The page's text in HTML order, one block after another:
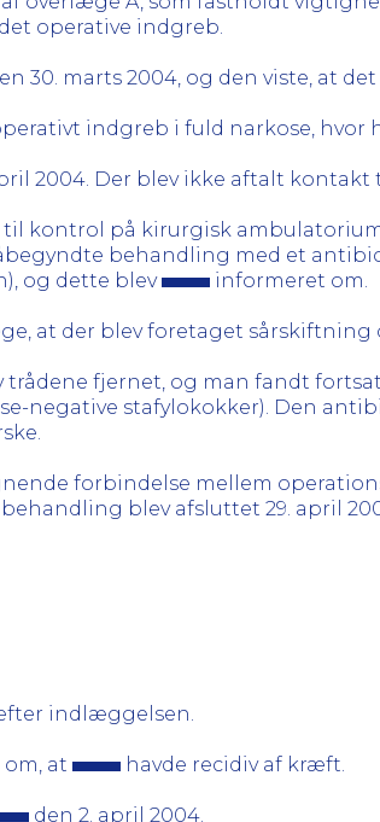
operative indgreb.
30. marts 2004, og den viste, at
indgreb i fuld narkose, hvor
2004. Der blev ikke aftalt
til kontrol på kirurgisk
behandling med et
og dette blev
informeret om.
at der blev foretaget
fjernet, og man fandt
negative stafylokokker). Den
forbindelse mellem
blev afsluttet 29. april
indlæggelsen.
at havde recidiv af kræft.
den 2. april 2004.